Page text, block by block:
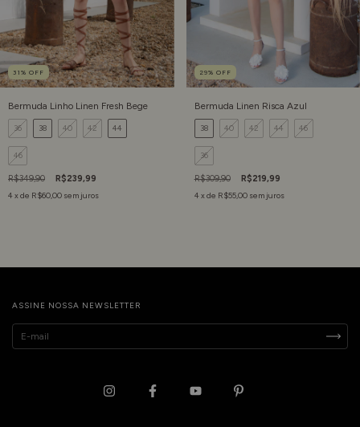
31 % OFF
Bermuda Linho Linen Fresh Bege
36 38 40 42 44
46
R$349,90
R$239,99
4 x de R$60,00 sem juros
29% OFF
Bermuda Linen Risca Azul
38 40 42 44 46
36
R$309,90
R$219,99
4 x de R$55,00 sem juros
ASSINE NOSSA NEWSLETTER